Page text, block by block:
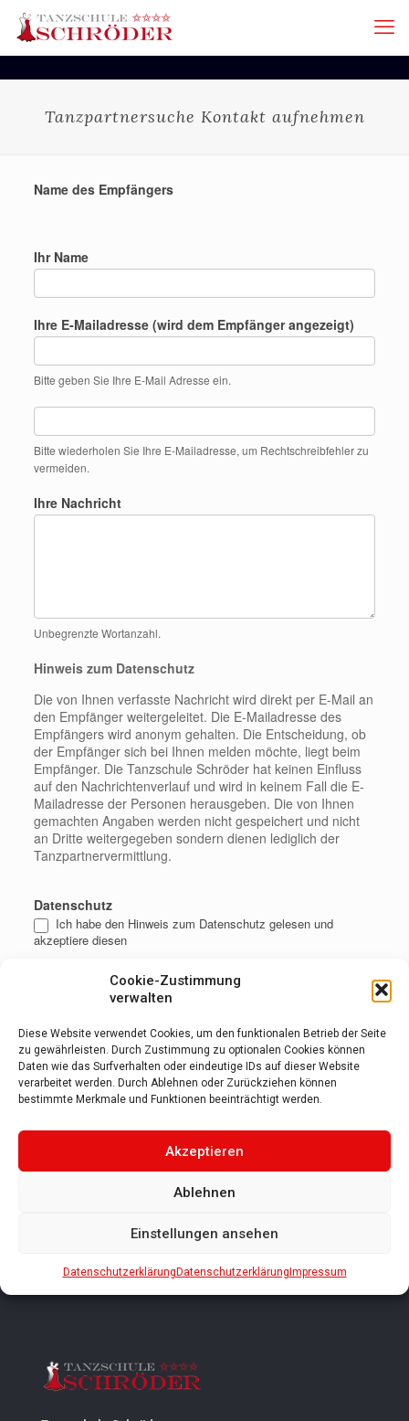
Cookie-Zustimmung
verwalten
Diese Website verwendet Cookies, um den funktionalen Betrieb der Seite
zu gewährleisten. Durch Zustimmung zu optionalen Cookies können
Daten wie das Surfverhalten oder eindeutige IDs auf dieser Website
verarbeitet werden. Durch Ablehnen oder Zurückziehen können
bestimmte Merkmale und Funktionen beeinträchtigt werden.
Akzeptieren
Ablehnen
Einstellungen ansehen
Datenschutzerklärung Datenschutzerklärung Impressum
Tanzpartnersuche Kontakt aufnehmen
Name des Empfängers
Ihr Name
Ihre E-Mailadresse (wird dem Empfänger angezeigt)
Bitte geben Sie Ihre E-Mail Adresse ein.
Bitte wiederholen Sie Ihre E-Mailadresse, um Rechtschreibfehler zu
vermeiden.
Ihre Nachricht
Unbegrenzte Wortanzahl.
Hinweis zum Datenschutz
Die von Ihnen verfasste Nachricht wird direkt per E-Mail an
den Empfänger weitergeleitet. Die E-Mailadresse des
Empfängers wird anonym gehalten. Die Entscheidung, ob
der Empfänger sich bei Ihnen melden möchte, liegt beim
Empfänger. Die Tanzschule Schröder hat keinen Einfluss
auf den Nachrichtenverlauf und wird in keinem Fall die E-
Mailadresse der Personen herausgeben. Die von Ihnen
gemachten Angaben werden nicht gespeichert und nicht
an Dritte weitergegeben sondern dienen lediglich der
Tanzpartnervermittlung.
Datenschutz
Ich habe den Hinweis zum Datenschutz gelesen und
akzeptiere diesen
Ihr Tanzzentrum mit Tradition